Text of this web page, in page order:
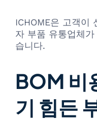
ICHOME은 고객이
자 부품 유통업체
습니다.
BOM 비
기 힘든